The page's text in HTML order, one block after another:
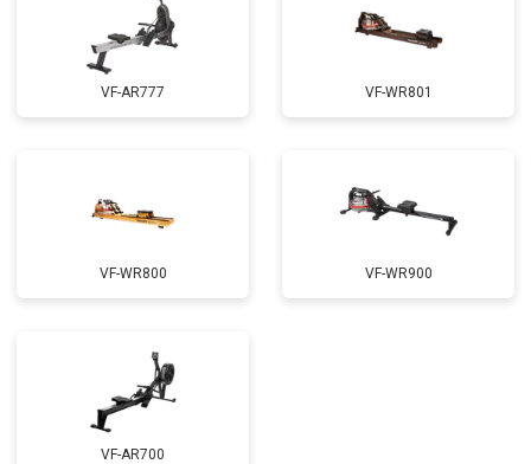
VF-AR777 VF-WR801
VF-WR800 VF-WR900
VF-AR700